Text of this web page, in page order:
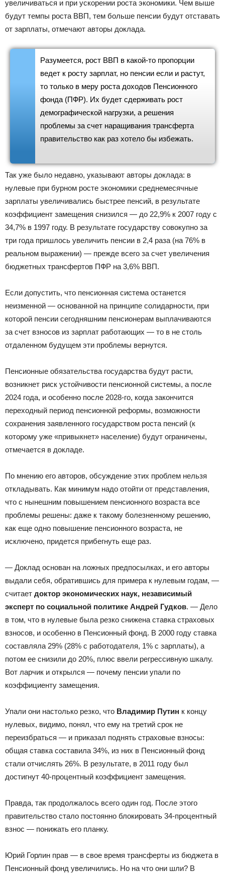
увеличиваться и при ускорении роста экономики. Чем выше
будут темпы роста ВВП, тем больше пенсии будут отставать
от зарплаты, отмечают авторы доклада.
Разумеется, рост ВВП в какой-то пропорции
ведет к росту зарплат, но пенсии если и растут,
то только в меру роста доходов Пенсионного
фонда (ПФР). Их будет сдерживать рост
демографической нагрузки, а решения
проблемы за счет наращивания трансферта
правительство как раз хотело бы избежать.
Так уже было недавно, указывают авторы доклада: в
нулевые при бурном росте экономики среднемесячные
зарплаты увеличивались быстрее пенсий, в результате
коэффициент замещения снизился — до 22,9% к 2007 году с
34,7% в 1997 году. В результате государству совокупно за
три года пришлось увеличить пенсии в 2,4 раза (на 76% в
реальном выражении) — прежде всего за счет увеличения
бюджетных трансфертов ПФР на 3,6% ВВП.
Если допустить, что пенсионная система останется
неизменной — основанной на принципе солидарности, при
которой пенсии сегодняшним пенсионерам выплачиваются
за счет взносов из зарплат работающих — то в не столь
отдаленном будущем эти проблемы вернутся.
Пенсионные обязательства государства будут расти,
возникнет риск устойчивости пенсионной системы, а после
2024 года, и особенно после 2028-го, когда закончится
переходный период пенсионной реформы, возможности
сохранения заявленного государством роста пенсий (к
которому уже «привыкнет» население) будут ограничены,
отмечается в докладе.
По мнению его авторов, обсуждение этих проблем нельзя
откладывать. Как минимум надо отойти от представления,
что с нынешним повышением пенсионного возраста все
проблемы решены: даже к такому болезненному решению,
как еще одно повышение пенсионного возраста, не
исключено, придется прибегнуть еще раз.
— Доклад основан на ложных предпосылках, и его авторы
выдали себя, обратившись для примера к нулевым годам, —
считает доктор экономических наук, независимый
эксперт по социальной политике Андрей Гудков. — Дело
в том, что в нулевые была резко снижена ставка страховых
взносов, и особенно в Пенсионный фонд. В 2000 году ставка
составляла 29% (28% с работодателя, 1% с зарплаты), а
потом ее снизили до 20%, плюс ввели регрессивную шкалу.
Вот ларчик и открылся — почему пенсии упали по
коэффициенту замещения.
Упали они настолько резко, что Владимир Путин к концу
нулевых, видимо, понял, что ему на третий срок не
переизбраться — и приказал поднять страховые взносы:
общая ставка составила 34%, из них в Пенсионный фонд
стали отчислять 26%. В результате, в 2011 году был
достигнут 40-процентный коэффициент замещения.
Правда, так продолжалось всего один год. После этого
правительство стало постоянно блокировать 34-процентный
взнос — понижать его планку.
Юрий Горлин прав — в свое время трансферты из бюджета в
Пенсионный фонд увеличились. Но на что они шли? В